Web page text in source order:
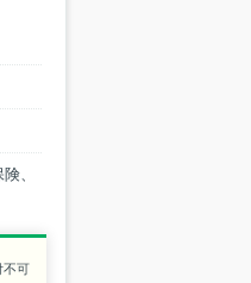
、
不可